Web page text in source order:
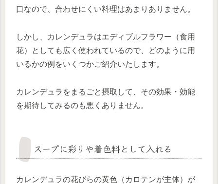
口なので、合わせにくい料理はあまりありません。
しかし、カレンデュラはエディブルフラワー（食用
花）としても広く使われているので、どのように用
いるかの例をいくつかご紹介いたします。
カレンデュラをまるごと摂取して、その効果・効能
を期待してみるのも悪くありません。
スープに彩りや着色料として入れる
カレンデュラの花びらの黄色（カロテンが主体）が